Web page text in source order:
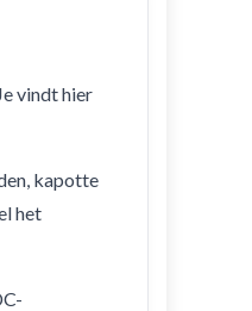
vindt hier
kapotte
het